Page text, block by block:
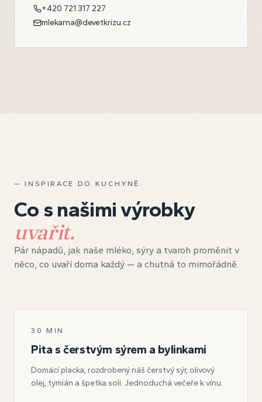
+420 721 317 227
mlekarna@devetkrizu.cz
— INSPIRACE DO KUCHYNĚ
Co s našimi výrobky
uvařit.
Pár nápadů, jak naše mléko, sýry a tvaroh proměnit v
něco, co uvaří doma každý — a chutná to mimořádně.
SLANÉ
30 MIN
Pita s čerstvým sýrem a bylinkami
Domácí placka, rozdrobený náš čerstvý sýr, olivový
olej, tymián a špetka soli. Jednoduchá večeře k vínu.